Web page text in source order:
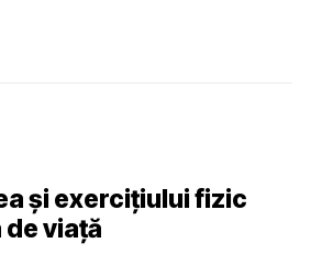
și exercițiului fizic
viață